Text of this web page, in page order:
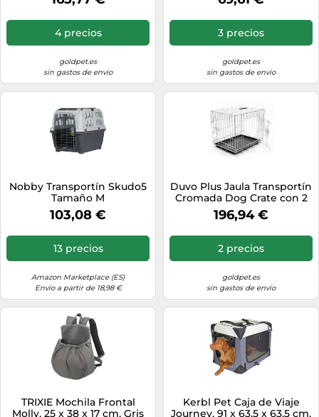
4 precios
goldpet.es
sin gastos de envío
x 61 x 60 cm
3 precios
goldpet.es
sin gastos de envío
Nobby Transportín Skudo5
Tamaño M
103,08 €
13 precios
Amazon Marketplace (ES)
Envío a partir de 18,98 €
Duvo Plus Jaula Transportín
Cromada Dog Crate con 2
Puertas - Mediciones: 123 x
77 x 83 cm
196,94 €
2 precios
goldpet.es
sin gastos de envío
TRIXIE Mochila Frontal
Molly, 25 x 38 x 17 cm, Gris
Kerbl Pet Caja de Viaje
Journey, 91 x 63,5 x 63,5 cm,